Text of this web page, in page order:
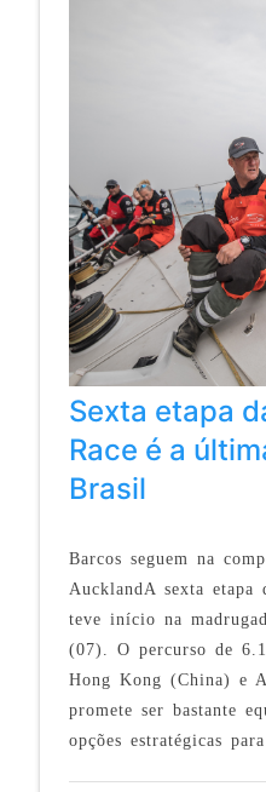
Sexta etapa
Race é a
Brasil
Barcos seguem na
AucklandA sexta etapa
teve início na
(07). O percurso de
Hong Kong (China) e
promete ser bastante
opções estratégicas